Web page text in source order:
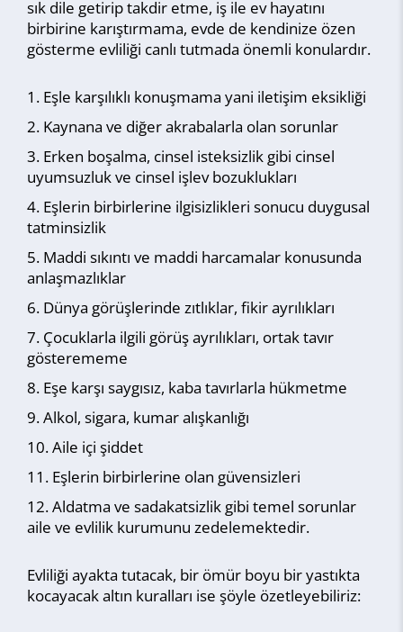
sık dile getirip takdir etme, iş ile ev hayatını
birbirine karıştırmama, evde de kendinize özen
gösterme evliliği canlı tutmada önemli konulardır.
Eşle karşılıklı konuşmama yani iletişim eksikliği
Kaynana ve diğer akrabalarla olan sorunlar
Erken boşalma, cinsel isteksizlik gibi cinsel
uyumsuzluk ve cinsel işlev bozuklukları
Eşlerin birbirlerine ilgisizlikleri sonucu duygusal
tatminsizlik
Maddi sıkıntı ve maddi harcamalar konusunda
anlaşmazlıklar
Dünya görüşlerinde zıtlıklar, fikir ayrılıkları
Çocuklarla ilgili görüş ayrılıkları, ortak tavır
gösterememe
Eşe karşı saygısız, kaba tavırlarla hükmetme
Alkol, sigara, kumar alışkanlığı
Aile içi şiddet
Eşlerin birbirlerine olan güvensizleri
Aldatma ve sadakatsizlik gibi temel sorunlar
aile ve evlilik kurumunu zedelemektedir.
Evliliği ayakta tutacak, bir ömür boyu bir yastıkta
kocayacak altın kuralları ise şöyle özetleyebiliriz: